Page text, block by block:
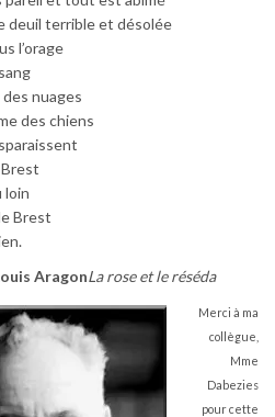
deuil terrible et désolée
l’orage
nuages
des chiens
Brest
loin
Brest
AragonLa rose et le réséda
Merci à ma
collègue,
Mme
Dabezies
pour cette